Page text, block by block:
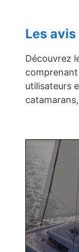
Les
Découvrez
utilisateurs